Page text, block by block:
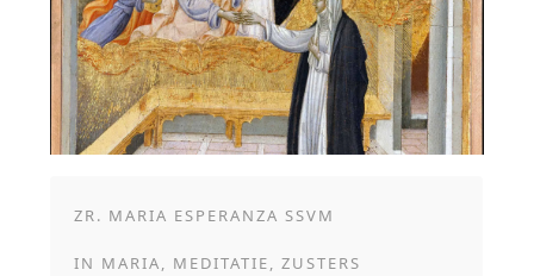
ZR. MARIA ESPERANZA SSVM
IN MARIA, MEDITATIE,ZUSTERS